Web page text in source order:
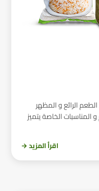
الرائع و المظهر
المناسبات الخاصة يتميز
اقرأ المزيد →